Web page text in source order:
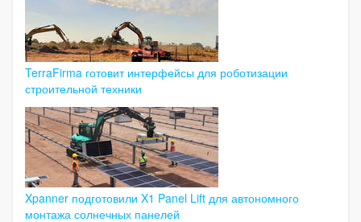
TerraFirma готовит интерфейсы для роботизации
строительной техники
Xpanner подготовили X1 Panel Lift для автономного
монтажа солнечных панелей